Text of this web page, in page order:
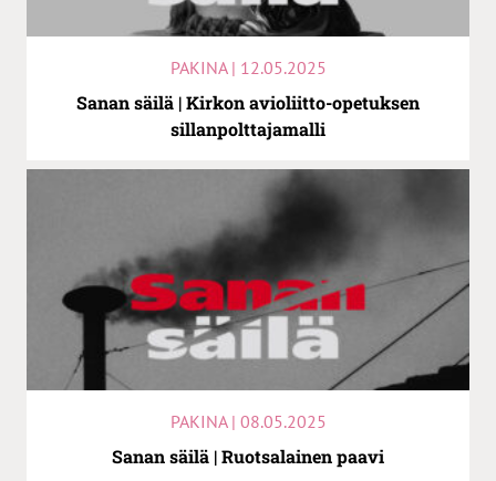
PAKINA | 12.05.2025
Sanan säilä | Kirkon avioliitto-opetuksen
sillanpolttajamalli
PAKINA | 08.05.2025
Sanan säilä | Ruotsalainen paavi